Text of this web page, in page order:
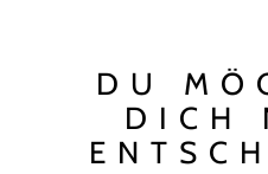
DU
DICH